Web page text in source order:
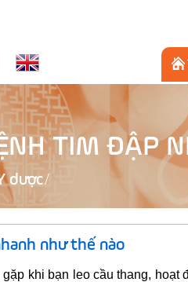
TIM ĐẬP
dược
như thế nào
khi bạn leo cầu thang, hoạt